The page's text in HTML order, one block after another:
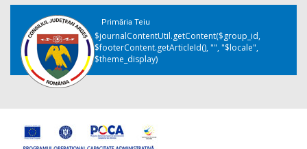
Primăria Teiu
$journalContentUtil.getContent($group_id,
$footerContent.getArticleId(), "", "$locale",
$theme_display)